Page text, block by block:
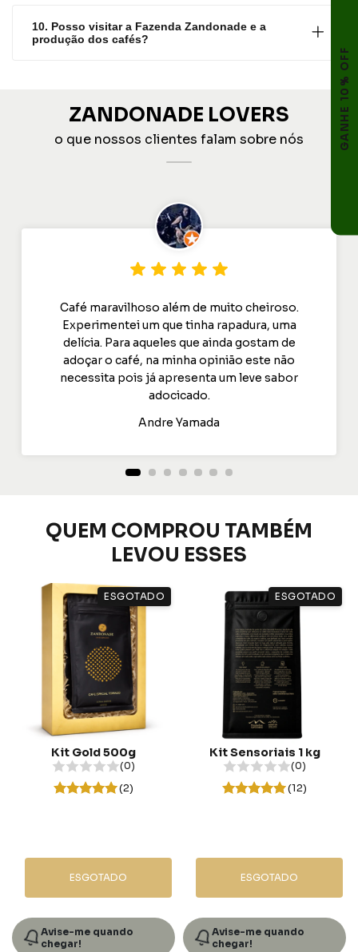
GANHE 10% OFF
10. Posso visitar a Fazenda Zandonade e a
produção dos cafés?
ZANDONADE LOVERS
o que nossos clientes falam sobre nós
Café maravilhoso além de muito cheiroso.
Experimentei um que tinha rapadura, uma
delícia. Para aqueles que ainda gostam de
adoçar o café, na minha opinião este não
necessita pois já apresenta um leve sabor
adocicado.
Andre Yamada
QUEM COMPROU TAMBÉM
LEVOU ESSES
ESGOTADO
Kit Gold 500g
(0)
(2)
ESGOTADO
Avise-me quando
chegar!
ESGOTADO
Kit Sensoriais 1 kg
(0)
(12)
ESGOTADO
Avise-me quando
chegar!